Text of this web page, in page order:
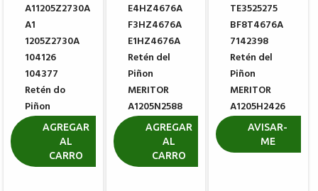
A11205Z2730A
A1
1205Z2730A
104126
104377
Retén do
Piñon
MERITOR
R$ 408,60
AGREGAR
AL
CARRO
E4HZ4676A
F3HZ4676A
E1HZ4676A
Retén del
Piñon
MERITOR
A1205N2588
R$ 242,80
AGREGAR
AL
CARRO
TE3525275
BF8T4676A
7142398
Retén del
Piñon
MERITOR
A1205H2426
R$ 277,64
AVISAR-
ME